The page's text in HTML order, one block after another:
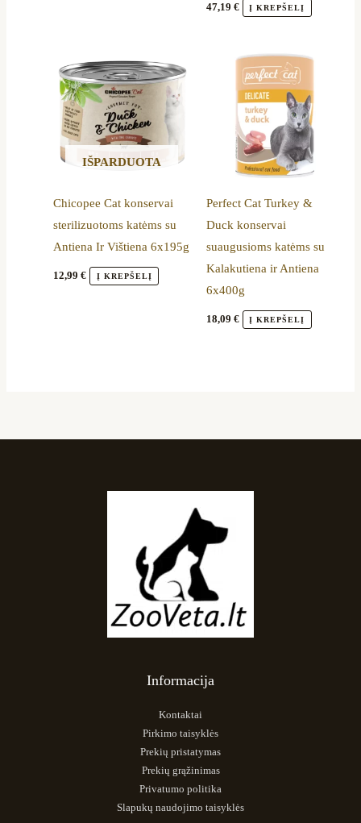
47,19 € Į KREPŠELĮ
IŠPARDUOTA
Chicopee Cat konservai
sterilizuotoms katėms su
Antiena Ir Vištiena 6x195g
12,99€ Į KREPŠELĮ
Perfect Cat Turkey &
Duck konservai
suaugusioms katėms su
Kalakutiena ir Antiena
6x400g
18,09 € Į KREPŠELĮ
Informacija
Kontaktai
Pirkimo taisyklės
Prekių pristatymas
Prekių grąžinimas
Privatumo politika
Slapukų naudojimo taisyklės